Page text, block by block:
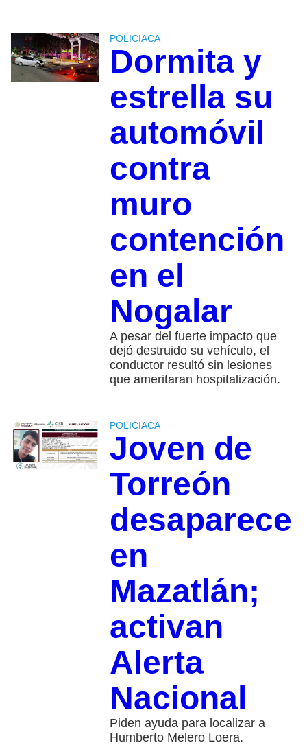
POLICIACA
Dormita y
estrella su
automóvil
contra
muro
contención
en el
Nogalar
A pesar del fuerte impacto que
dejó destruido su vehículo, el
conductor resultó sin lesiones
que ameritaran hospitalización.
POLICIACA
Joven de
Torreón
desaparece
en
Mazatlán;
activan
Alerta
Nacional
Piden ayuda para localizar a
Humberto Melero Loera.